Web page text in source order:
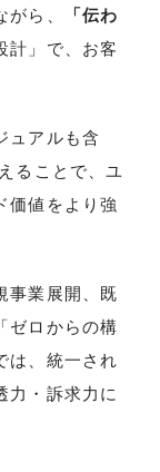
ら、
「伝わ
計」で、お客
ュアルも含
ることで、ユ
価値をより強
事業展開、既
ゼロからの構
は、統一され
力・訴求力に